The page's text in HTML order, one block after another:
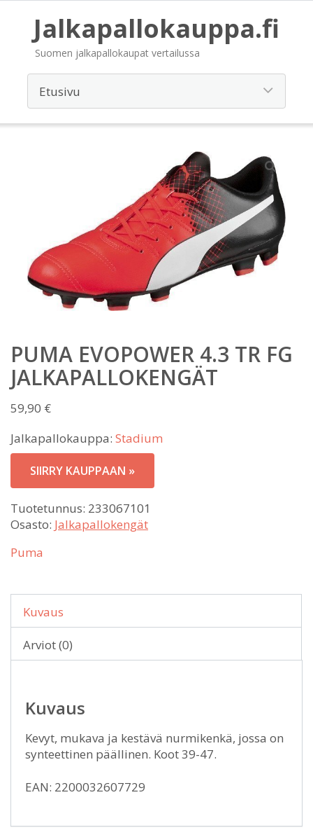
Jalkapallokauppa.fi
Suomen jalkapallokaupat vertailussa
PUMA EVOPOWER 4.3 TR FG
JALKAPALLOKENGÄT
59,90 €
Jalkapallokauppa: Stadium
SIIRRY KAUPPAAN »
Tuotetunnus: 233067101
Osasto: Jalkapallokengät
Puma
Kuvaus
Arviot (0)
Kuvaus
Kevyt, mukava ja kestävä nurmikenkä, jossa on
synteettinen päällinen. Koot 39-47.
EAN: 2200032607729